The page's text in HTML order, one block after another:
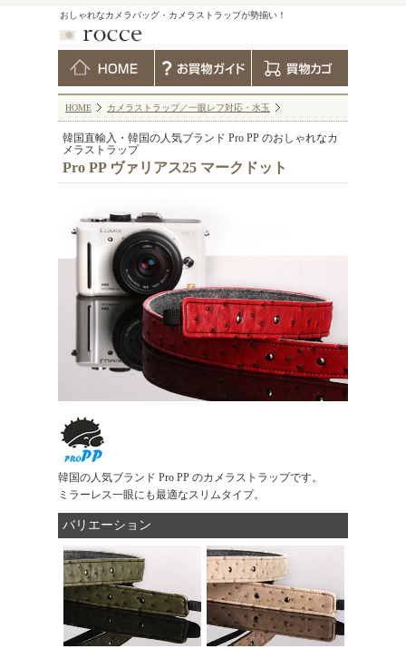
おしゃれなカメラバッグ・カメラストラップが勢揃い！
HOME カメラストラップ／一眼レフ対応・水玉
韓国直輸入・韓国の人気ブランド Pro PP のおしゃれなカ
メラストラップ
Pro PP ヴァリアス25 マークドット
韓国の人気ブランド Pro PP のカメラストラップです。
ミラーレス一眼にも最適なスリムタイプ。
バリエーション